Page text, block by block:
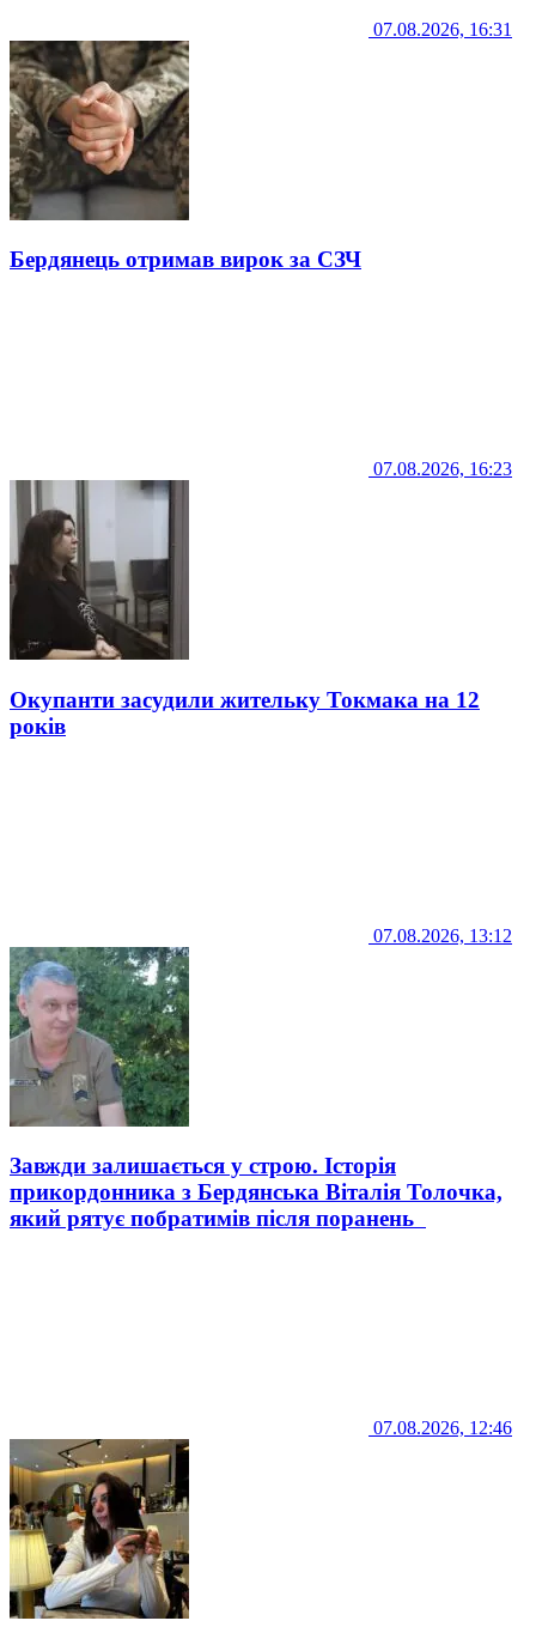
07.08.2026, 16:31
Бердянець отримав вирок за СЗЧ
07.08.2026, 16:23
Окупанти засудили жительку Токмака на 12
років
07.08.2026, 13:12
Завжди залишається у строю. Історія
прикордонника з Бердянська Віталія Толочка,
який рятує побратимів після поранень
07.08.2026, 12:46